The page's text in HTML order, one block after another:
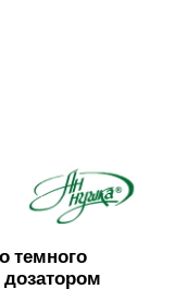
темного
дозатором